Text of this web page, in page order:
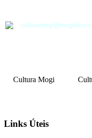
Cultura Mogi
Links Úteis